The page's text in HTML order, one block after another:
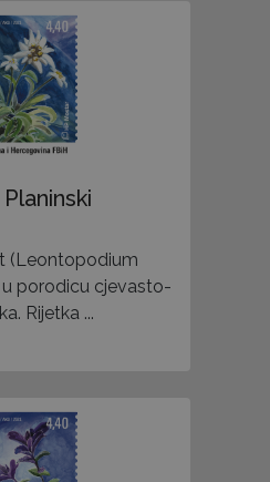
(Leontopodium
porodicu cjevasto-
Rijetka ...